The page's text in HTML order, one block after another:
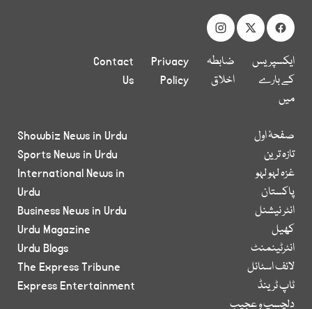
ایکسپریس
کے بارے
میں
ضابطہ
اخلاق
Privacy
Policy
Contact
Us
صفحۂ اول
تازہ ترین
غزہ لہو لہو
پاکستان
انٹر نیشنل
کھیل
انٹرٹینمنٹ
لائف اسٹائل
ٹاپ ٹرینڈ
دلچسپ و عجیب
Showbiz News in Urdu
Sports News in Urdu
International News in
Urdu
Business News in Urdu
Urdu Magazine
Urdu Blogs
The Express Tribune
Express Entertainment